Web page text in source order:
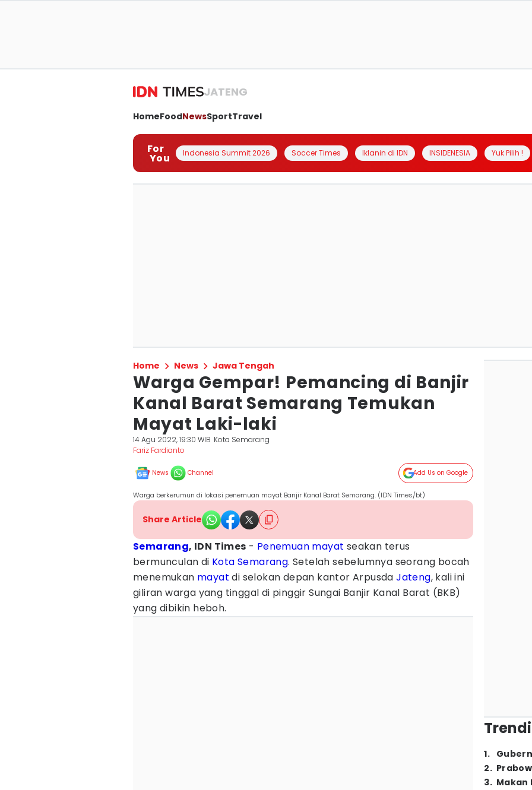
JATENG
HomeFoodNewsSportTravel
For
You Indonesia Summit 2026 Soccer Times Iklanin di IDN INSIDENESIA Yuk Pilih !
Home News Jawa Tengah
Warga Gempar! Pemancing di Banjir
Kanal Barat Semarang Temukan
Mayat Laki-laki
14 Agu 2022, 19:30 WIB Kota Semarang
Fariz Fardianto
News Channel Add Us on Google
Warga berkerumun di lokasi penemuan mayat Banjir Kanal Barat Semarang. (IDN Times/bt)
Share Article
Semarang, IDN Times - Penemuan mayat seakan terus
bermunculan di Kota Semarang. Setelah sebelumnya seorang bocah
menemukan mayat di selokan depan kantor ArpusdaJateng, kali ini
giliran warga yang tinggal di pinggir Sungai Banjir Kanal Barat (BKB)
yang dibikin heboh.
1.
2.
3. Makan